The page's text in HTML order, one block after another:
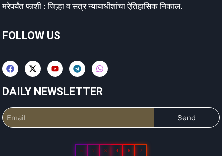
मरेपर्यंत फाशी : जिल्हा व सत्र न्यायाधीशांचा ऐतिहासिक निकाल.
FOLLOW US
DAILY NEWSLETTER
Send
5 7 3 4 6 7